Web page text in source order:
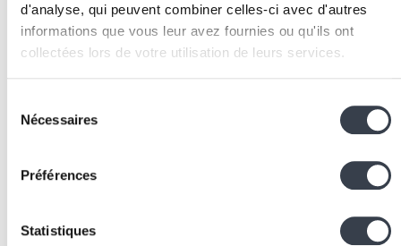
d'analyse, qui peuvent combiner celles-ci avec d'autres
informations que vous leur avez fournies ou qu'ils ont
collectées lors de votre utilisation de leurs services.
process your information.
Nécessaires
Préférences
Statistiques
bord de suivi des tokens consommés par endpoint,
par utilisateur et par type de requête pour identifier
les optimisations possibles.
pour les requêtes fréquentes
ou similaires, implémenter un cache sémantique qui
évite de reconsommer des tokens pour des
Choisir le bon modèle :
utiliser des modèles plus
petits et moins chers pour les tâches simples
(classification, extraction) et réserver les modèles
puissants pour les tâches complexes